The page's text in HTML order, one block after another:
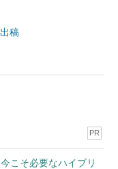
稿
PR
こそ必要なハイブリ